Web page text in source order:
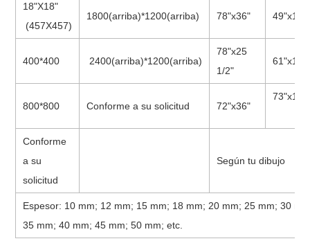
18"X18"
(457X457)
1800(arriba)*1200(arriba) 78"x36"
400*400 2400(arriba)*1200(arriba)
78"x25
1/2"
800*800 Conforme a su solicitud 72"x36"
Conforme
a su
solicitud
Según tu dibujo
Espesor: 10 mm; 12 mm; 15 mm; 18 mm; 20 mm; 25 mm; 30
35 mm; 40 mm; 45 mm; 50 mm; etc.